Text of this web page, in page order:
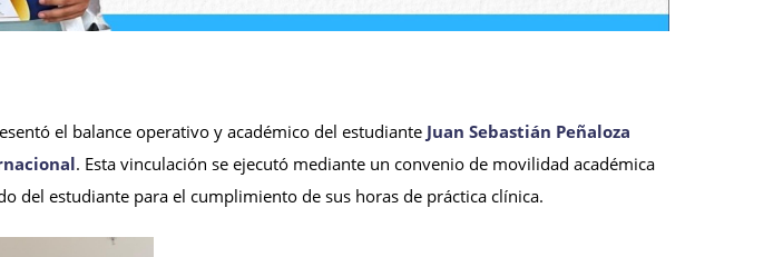
el balance operativo y académico del estudiante Juan Sebastián Peñaloza
. Esta vinculación se ejecutó mediante un convenio de movilidad académica
del estudiante para el cumplimiento de sus horas de práctica clínica.